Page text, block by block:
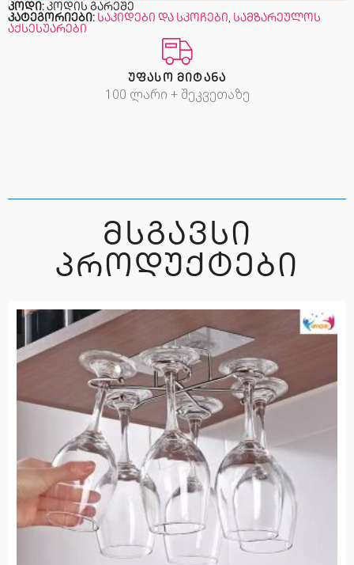
კოდი: კოდის გარეშე
კატეგორიები: საკიდები და სკოჩები, სამზარეულოს
აქსესუარები
ᲣᲤᲐᲡᲝ ᲛᲘᲢᲐᲜᲐ
100 ლარი + შეკვეთაზე
ᲛᲡᲒᲐᲕᲡᲘ
ᲞᲠᲝᲓᲣᲥᲢᲔᲑᲘ